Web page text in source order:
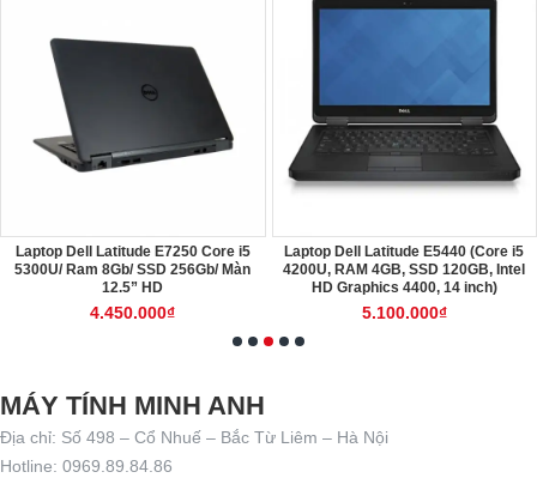
Laptop Dell Latitude E7250 Core i5
5300U/ Ram 8Gb/ SSD 256Gb/ Màn
12.5” HD
4.450.000₫
Laptop Dell Latitude E5440 (Core i5
4200U, RAM 4GB, SSD 120GB, Intel
HD Graphics 4400, 14 inch)
5.100.000₫
MÁY TÍNH MINH ANH
Địa chỉ: Số 498 – Cổ Nhuế – Bắc Từ Liêm – Hà Nội
Hotline: 0969.89.84.86